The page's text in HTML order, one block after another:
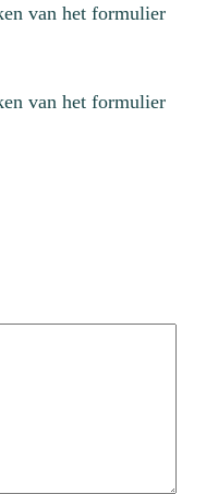
van het formulier
van het formulier